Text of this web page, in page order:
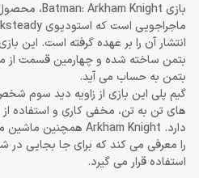
انتشار آن را بر عهده گرفته است. این
بتمن به حساب می آید.
گیم پلی این بازی از زاویه دید سوم
های تن به تن، مخفی کاری و استفاده از
را معرفی می کند که برای جا بجایی در
استفاده قرار می گیرد.